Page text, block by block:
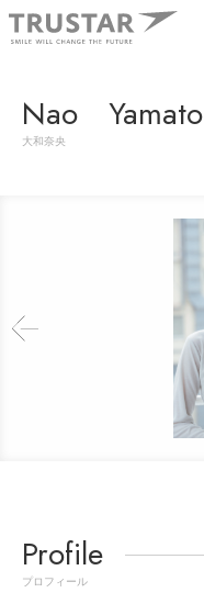
Nao Yamato
大和奈央
Profile
プロフィール